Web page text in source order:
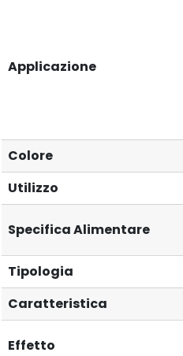
Applicazione
Colore
Utilizzo
Specifica Alimentare
Tipologia
Caratteristica
Effetto